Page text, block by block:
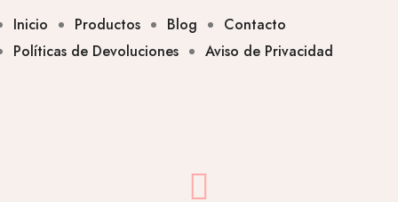
Inicio Productos Blog
Contacto
Políticas de Devoluciones
Aviso de Privacidad